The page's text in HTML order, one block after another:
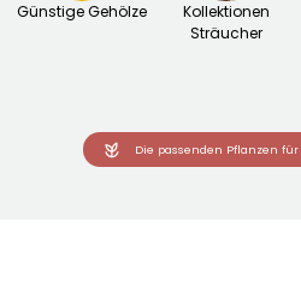
Günstige Gehölze
Kollektionen
Sträucher
Die passenden Pflanzen